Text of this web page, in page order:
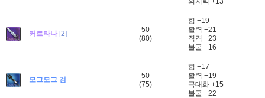
커르타나 [2]
50
(80)
힘 +19
활력 +21
직격 +23
불굴 +16
모그모그 검
50
(75)
힘 +17
활력 +19
극대화 +15
불굴 +22